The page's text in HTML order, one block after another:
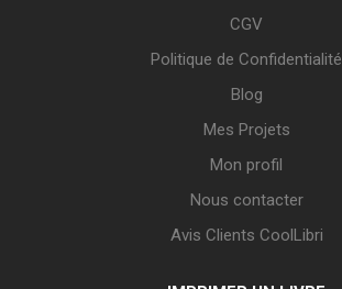
CGV
Politique de Confidentialité
Blog
Mes Projets
Mon profil
Nous contacter
Avis Clients CoolLibri